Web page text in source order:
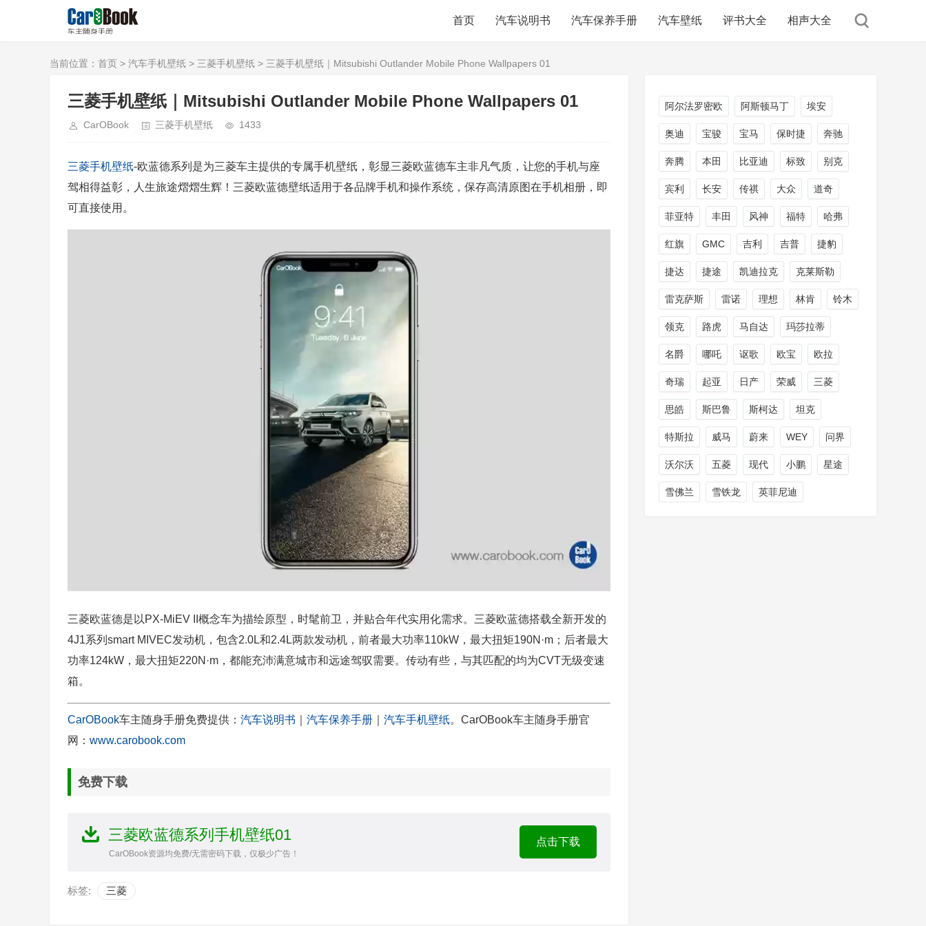
首页 汽车说明书 汽车保养手册 汽车壁纸 评书大全 相声大全
当前位置： 首页 > 汽车手机壁纸 > 三菱手机壁纸 > 三菱手机壁纸｜Mitsubishi Outlander Mobile Phone Wallpapers 01
三菱手机壁纸｜Mitsubishi Outlander Mobile Phone Wallpapers 01
CarOBook 三菱手机壁纸 1433
三菱手机壁纸-欧蓝德系列是为三菱车主提供的专属手机壁纸，彰显三菱欧蓝德车主非凡气质，让您的手机与座
驾相得益彰，人生旅途熠熠生辉！三菱欧蓝德壁纸适用于各品牌手机和操作系统，保存高清原图在手机相册，即
可直接使用。
三菱欧蓝德是以PX-MiEV II概念车为描绘原型，时髦前卫，并贴合年代实用化需求。三菱欧蓝德搭载全新开发的
4J1系列smart MIVEC发动机，包含2.0L和2.4L两款发动机，前者最大功率110kW，最大扭矩190N·m；后者最大
功率124kW，最大扭矩220N·m，都能充沛满意城市和远途驾驭需要。传动有些，与其匹配的均为CVT无级变速
箱。
CarOBook车主随身手册免费提供： 汽车说明书 汽车保养手册 汽车手机壁纸。CarOBook车主随身手册官
网： www.carobook.com
免费下载
三菱欧蓝德系列手机壁纸01
CarOBook资源均免费/无需密码下载，仅极少广告！
点击下载
标签: 三菱
阿尔法罗密欧 阿斯顿马丁 埃安
奥迪 宝骏 宝马 保时捷 奔驰
奔腾 本田 比亚迪 标致 别克
宾利 长安 传祺 大众 道奇
菲亚特 丰田 风神 福特 哈弗
红旗 GMC 吉利 吉普 捷豹
捷达 捷途 凯迪拉克 克莱斯勒
雷克萨斯 雷诺 理想 林肯 铃木
领克 路虎 马自达 玛莎拉蒂
名爵 哪吒 讴歌 欧宝 欧拉
奇瑞 起亚 日产 荣威 三菱
思皓 斯巴鲁 斯柯达 坦克
特斯拉 威马 蔚来 WEY 问界
沃尔沃 五菱 现代 小鹏 星途
雪佛兰 雪铁龙 英菲尼迪